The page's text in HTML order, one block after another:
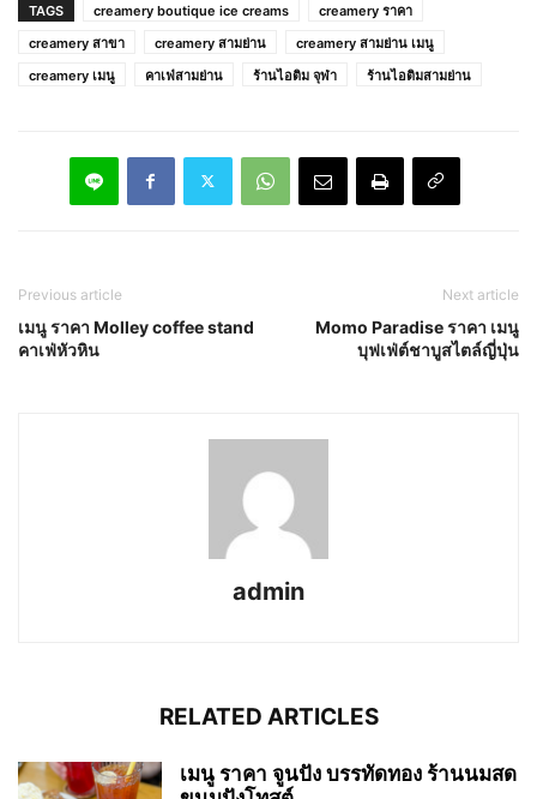
TAGS creamery boutique ice creams
creamery ราคา
creamery สาขา
creamery สามย่าน
creamery สามย่าน เมนู
creamery เมนู
คาเฟ่สามย่าน ร้านไอติม จุฬา ร้านไอติมสามย่าน
Previous article
เมนู ราคา Molley coffee stand
คาเฟ่หัวหิน
Next article
Momo Paradise ราคา เมนู
บุฟเฟ่ต์ชาบูสไตล์ญี่ปุ่น
admin
RELATED ARTICLES
เมนู ราคา จูนปัง บรรทัดทอง ร้านนมสด